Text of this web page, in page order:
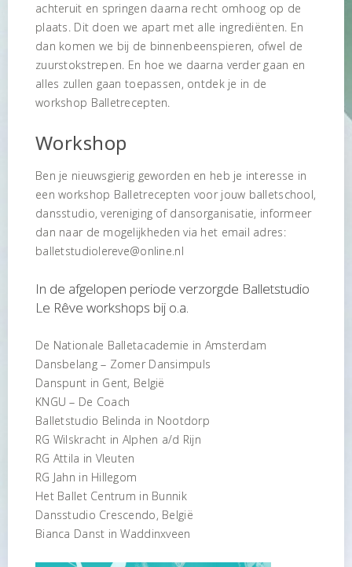
achteruit en springen daarna recht omhoog op de
plaats. Dit doen we apart met alle ingrediënten. En
dan komen we bij de binnenbeenspieren, ofwel de
zuurstokstrepen. En hoe we daarna verder gaan en
alles zullen gaan toepassen, ontdek je in de
workshop Balletrecepten.
Workshop
Ben je nieuwsgierig geworden en heb je interesse in
een workshop Balletrecepten voor jouw balletschool,
dansstudio, vereniging of dansorganisatie, informeer
dan naar de mogelijkheden via het email adres:
balletstudiolereve@online.nl
In de afgelopen periode verzorgde Balletstudio
Le Rêve workshops bij o.a.
De Nationale Balletacademie in Amsterdam
Dansbelang – Zomer Dansimpuls
Danspunt in Gent, België
KNGU – De Coach
Balletstudio Belinda in Nootdorp
RG Wilskracht in Alphen a/d Rijn
RG Attila in Vleuten
RG Jahn in Hillegom
Het Ballet Centrum in Bunnik
Dansstudio Crescendo, België
Bianca Danst in Waddinxveen